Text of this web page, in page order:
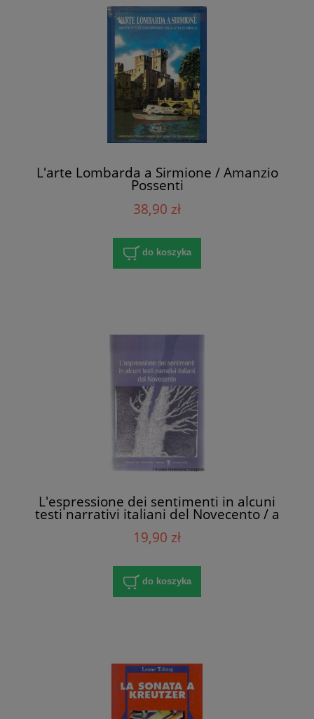
L'arte Lombarda a Sirmione / Amanzio
Possenti
38,90 zł
do koszyka
L'espressione dei sentimenti in alcuni
testi narrativi italiani del Novecento / a
19,90 zł
do koszyka